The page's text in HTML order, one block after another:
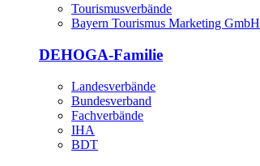
Tourismusverbände
Bayern Tourismus Marketing GmbH
DEHOGA-Familie
Landesverbände
Bundesverband
Fachverbände
IHA
BDT